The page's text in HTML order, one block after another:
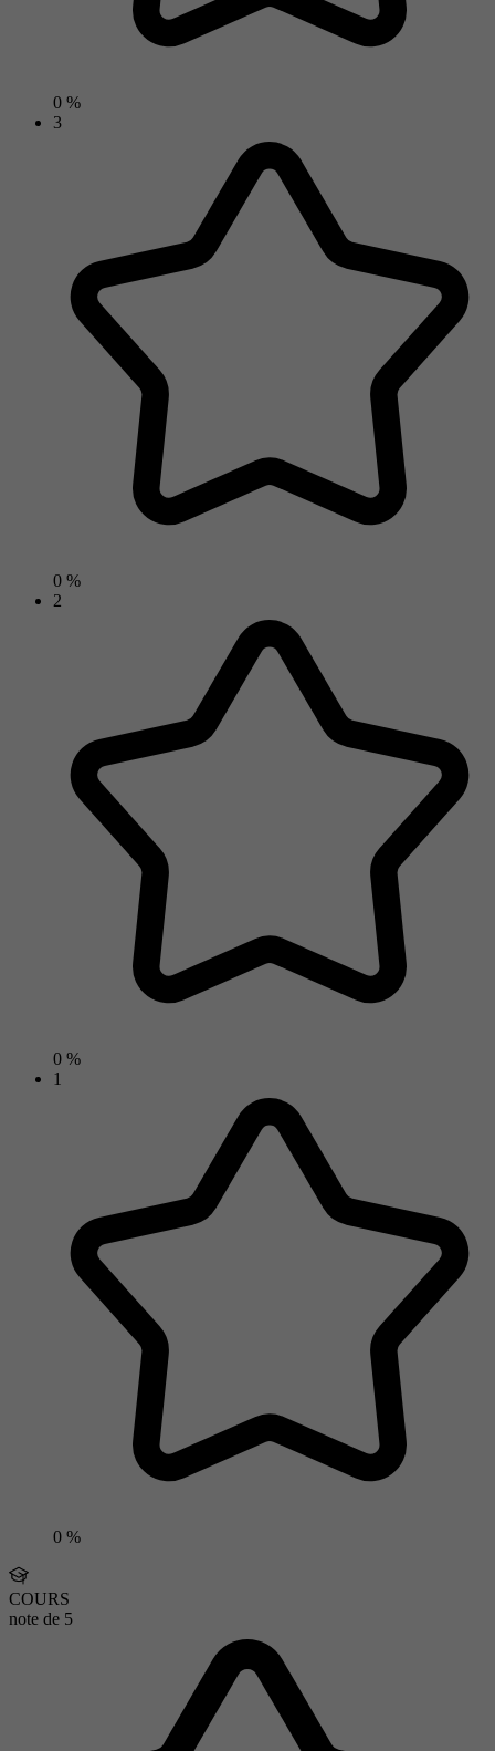
0 %
3
0 %
2
0 %
1
0 %
COURS
note de 5